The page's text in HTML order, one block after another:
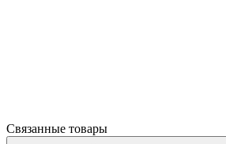
Связанные товары